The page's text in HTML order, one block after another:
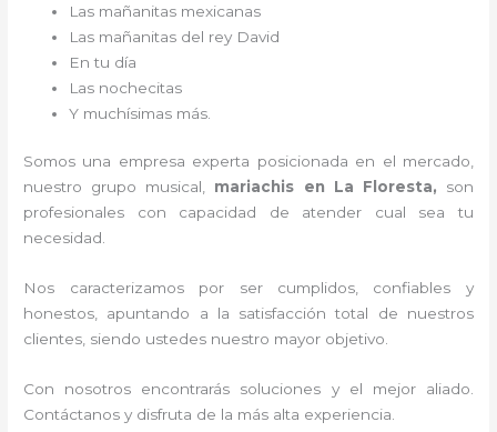
Las mañanitas mexicanas
Las mañanitas del rey David
En tu día
Las nochecitas
Y muchísimas más.
Somos una empresa experta posicionada en el mercado,
nuestro grupo musical, mariachis en La Floresta, son
profesionales con capacidad de atender cual sea tu
necesidad.
Nos caracterizamos por ser cumplidos, confiables y
honestos, apuntando a la satisfacción total de nuestros
clientes, siendo ustedes nuestro mayor objetivo.
Con nosotros encontrarás soluciones y el mejor aliado.
Contáctanos y disfruta de la más alta experiencia.